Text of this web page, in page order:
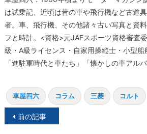
は試乗記、近頃は昔の車や飛行機など古道
者。車、飛行機、その他諸々古い写真と資
フと時計。<資格>元JAFスポーツ資格審査
級・A級ライセンス・自家用操縦士・小型
「進駐軍時代と車たち」「懐かしの車アルバ
車屋四六 コラム 三菱 コルト
投前の記事